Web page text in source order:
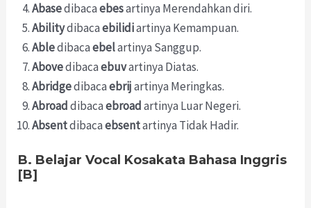
Abasedibacaebesartinya Merendahkan diri.
Abilitydibacaebilidiartinya Kemampuan.
Abledibacaebelartinya Sanggup.
Abovedibacaebuvartinya Diatas.
Abridgedibacaebrijartinya Meringkas.
Abroaddibacaebroadartinya Luar Negeri.
Absentdibacaebsentartinya Tidak Hadir.
B. Belajar Vocal Kosakata Bahasa Inggris
[B]